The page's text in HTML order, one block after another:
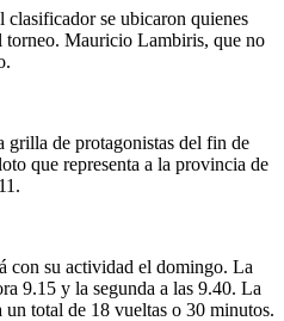
se ubicaron quienes
Mauricio Lambiris, que no
grilla de protagonistas del fin de
que representa a la provincia de
con su actividad el domingo. La
9.15 y la segunda a las 9.40. La
total de 18 vueltas o 30 minutos.